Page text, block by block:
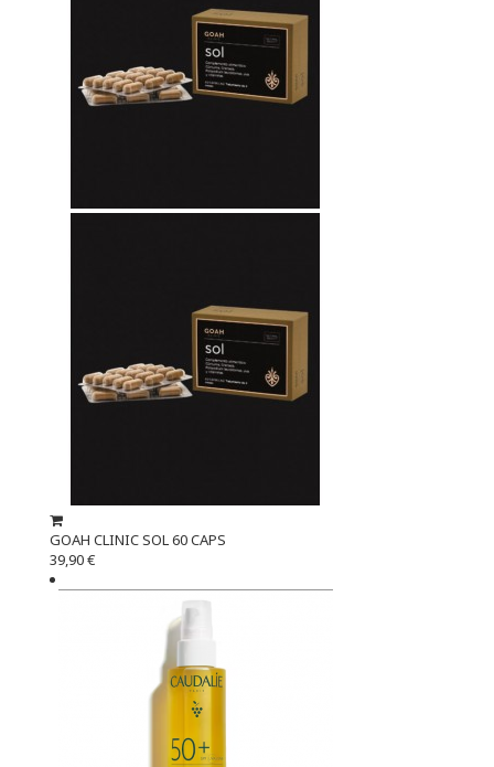
GOAH CLINIC SOL 60 CAPS
39,90 €